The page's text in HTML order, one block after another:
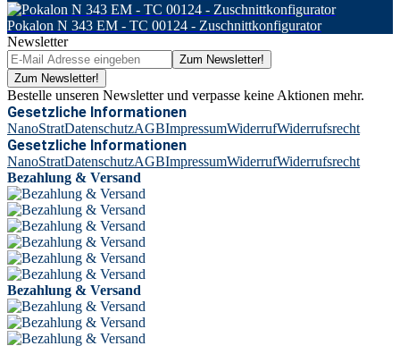
Pokalon N 343 EM - TC 00124 - Zuschnittkonfigurator
Newsletter
Zum Newsletter!
Zum Newsletter!
Bestelle unseren Newsletter und verpasse keine Aktionen mehr.
Gesetzliche Informationen
NanoStratDatenschutzAGBImpressumWiderrufWiderrufsrecht
Gesetzliche Informationen
NanoStratDatenschutzAGBImpressumWiderrufWiderrufsrecht
Bezahlung & Versand
Bezahlung & Versand